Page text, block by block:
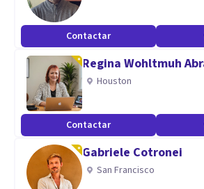
Especialidad
Mi orientación es integradora,
conocimientos y experiencia, y tratando
adaptarme a las necesidades y
cada persona. Puedes conocer mejor
en el apartado del blog o en mi página
¡Gracias!
Contactar
Regina Wohltmuh
Houston
Contactar
Gabriele Cotronei
San Francisco